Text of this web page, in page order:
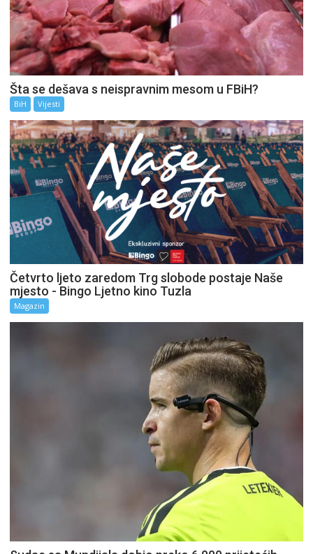
Šta se dešava s neispravnim mesom u FBiH?
BiH Vijesti
Četvrto ljeto zaredom Trg slobode postaje Naše
mjesto - Bingo Ljetno kino Tuzla
Magazin